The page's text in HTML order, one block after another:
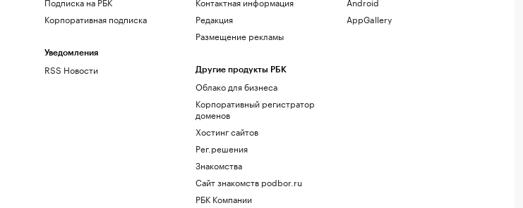
Корпоративная подписка
Уведомления
RSS Новости
Редакция
Размещение рекламы
Другие продукты РБК
Облако для бизнеса
Корпоративный регистратор
доменов
Хостинг сайтов
Рег.решения
Знакомства
Сайт знакомств podbor.ru
РБК Компании
AppGallery